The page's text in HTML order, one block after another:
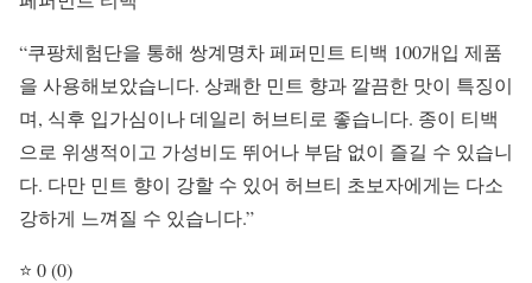
“쿠팡체험단을 통해 쌍계명차 페퍼민트 티백 100개입 제품
을 사용해보았습니다. 상쾌한 민트 향과 깔끔한 맛이 특징이
며, 식후 입가심이나 데일리 허브티로 좋습니다. 종이 티백
으로 위생적이고 가성비도 뛰어나 부담 없이 즐길 수 있습니
다. 다만 민트 향이 강할 수 있어 허브티 초보자에게는 다소
강하게 느껴질 수 있습니다.”
⭐ 0 (0)